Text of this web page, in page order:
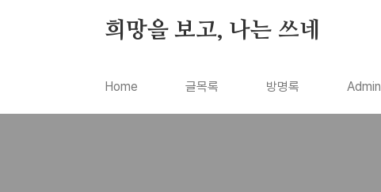
희망을 보고, 나는 쓰네
Home 글목록 방명록 Admin